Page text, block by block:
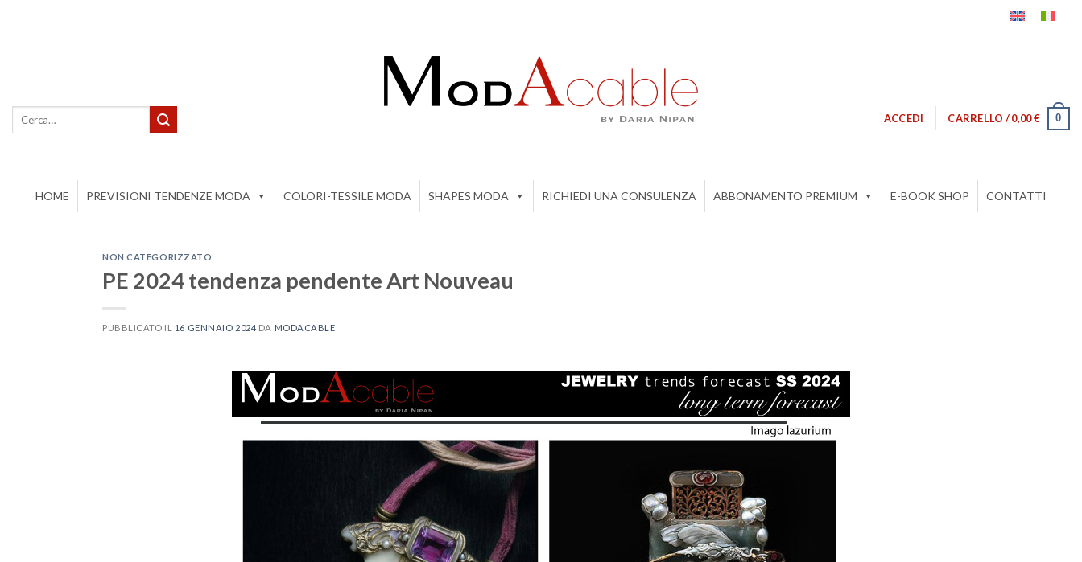
Cerca: ACCEDI CARRELLO /0,00€ 0
HOME PREVISIONI TENDENZE MODA COLORI-TESSILE MODA SHAPES MODA RICHIEDI UNA CONSULENZA ABBONAMENTO PREMIUM E-BOOK SHOP CONTATTI
NON CATEGORIZZATO
PE 2024 tendenza pendente Art Nouveau
PUBBLICATO IL 16 GENNAIO 2024 DA MODACABLE